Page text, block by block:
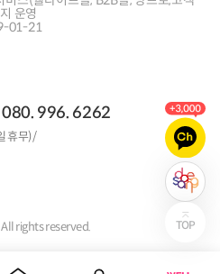
080. 996. 6262
휴무) /
운영
01-21
rights reserved.